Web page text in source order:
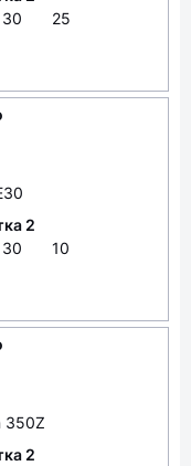
30
25
2
30
10
350Z
2